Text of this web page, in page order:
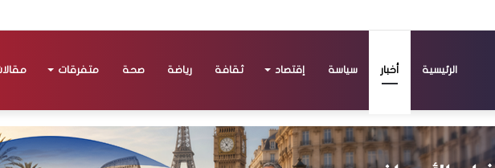
الرئيسية أخبار سياسة إقتصاد ثقافة رياضة صحة متفرقات